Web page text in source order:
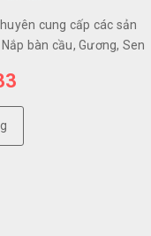
cung cấp các sản
bàn cầu, Gương, Sen